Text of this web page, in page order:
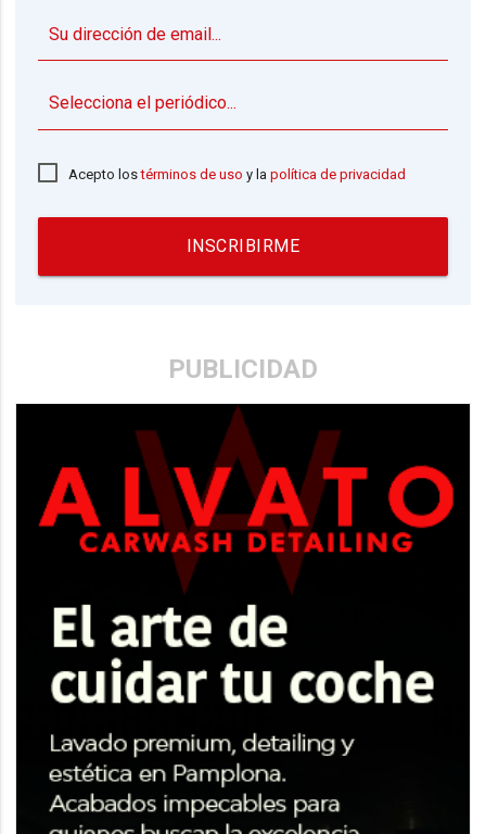
Acepto lostérminos de uso y lapolítica de privacidad
INSCRIBIRME
PUBLICIDAD